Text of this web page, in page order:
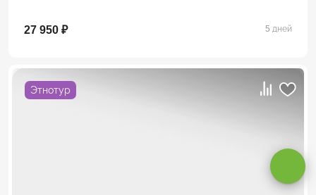
27 950 ₽ 5 дней
Этнотур